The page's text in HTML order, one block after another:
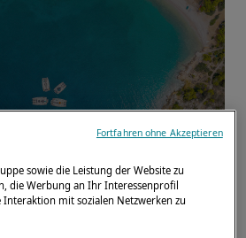
sowie die Leistung der Website zu
die Werbung an Ihr Interessenprofil
Interaktion mit sozialen Netzwerken zu
Fortfahren ohne Akzeptieren